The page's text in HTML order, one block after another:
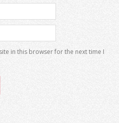
in this browser for the next time I